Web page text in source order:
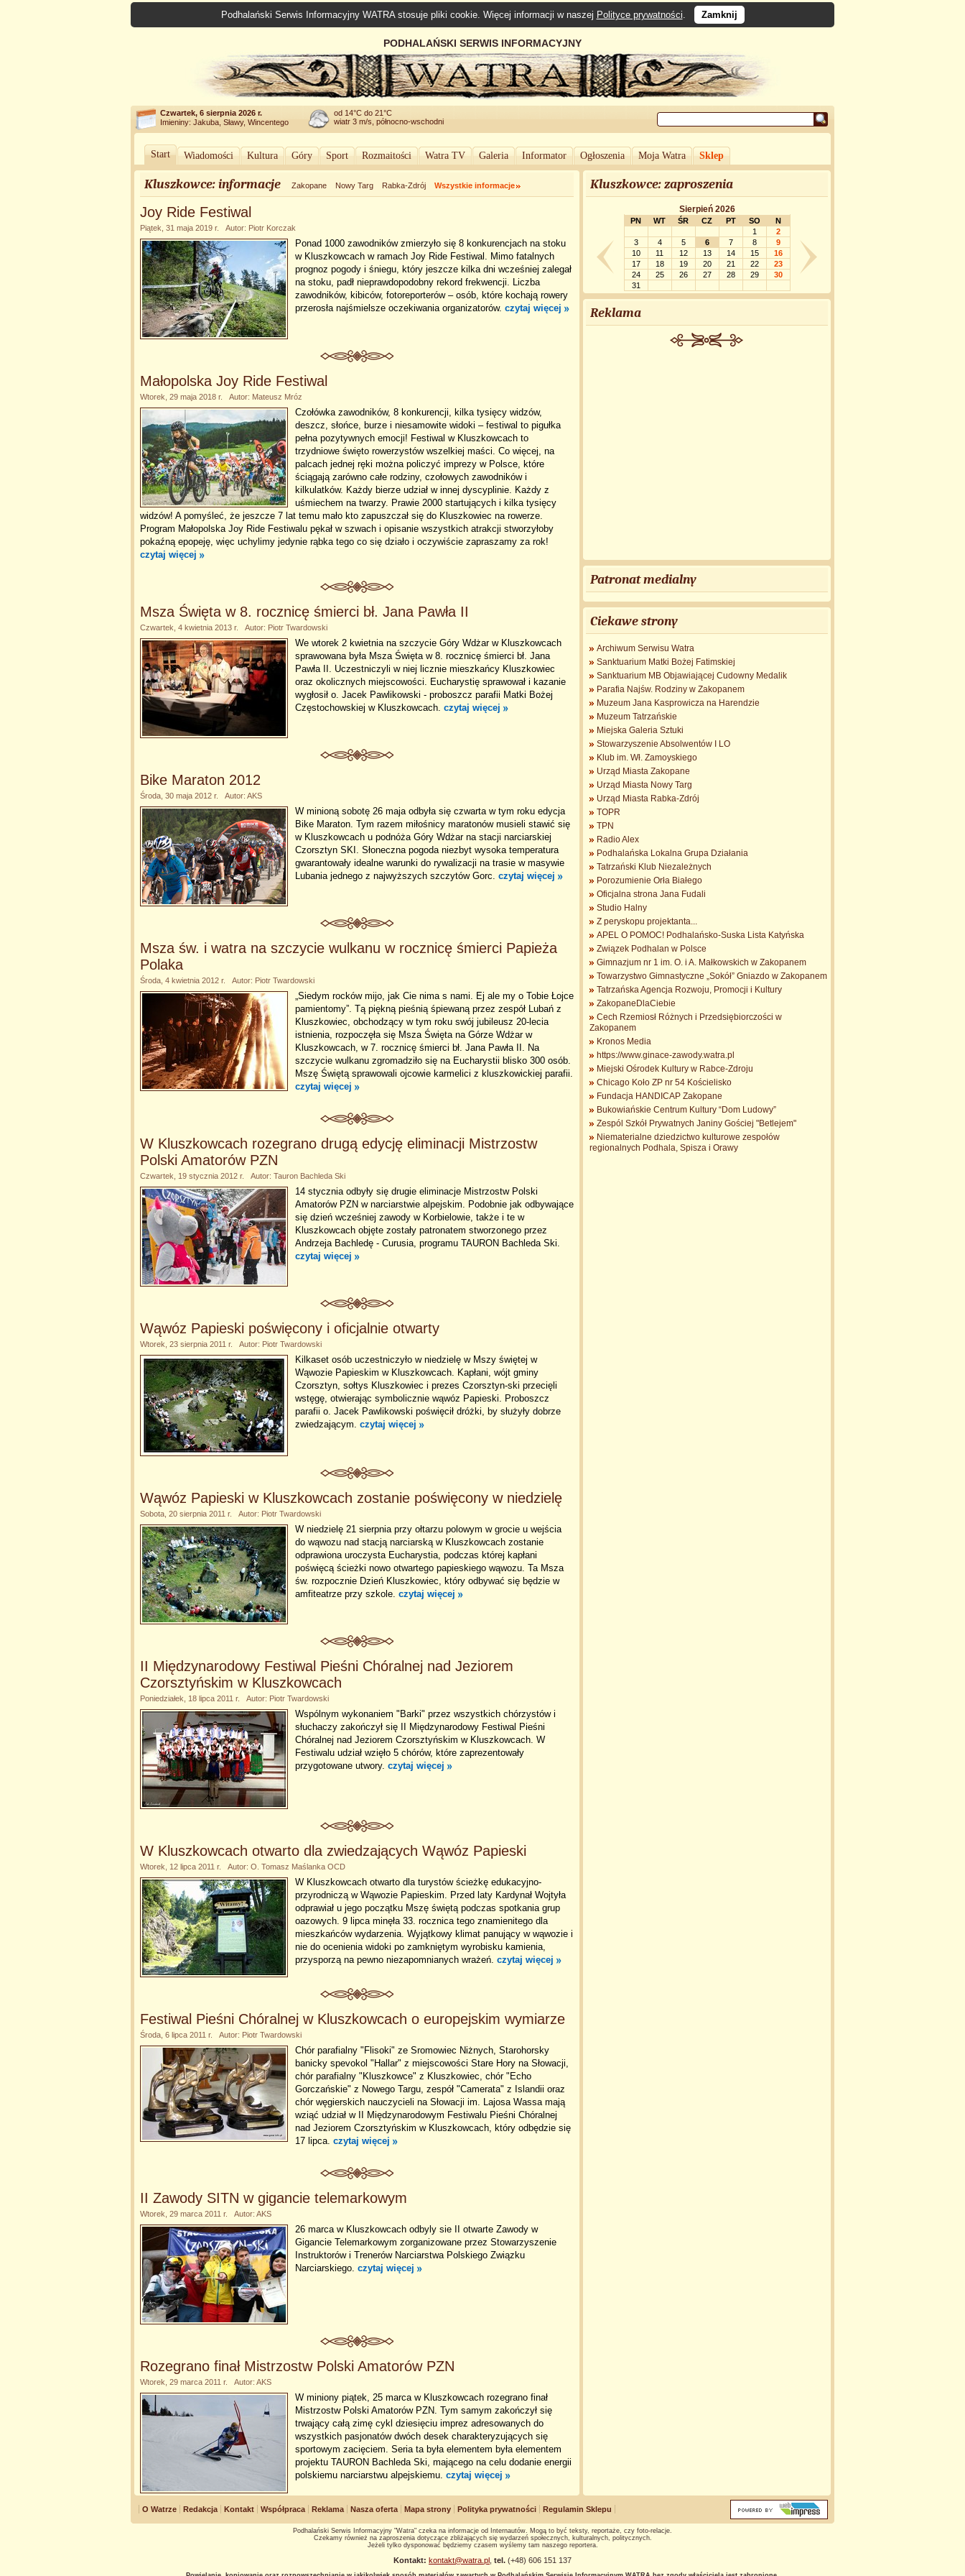
Podhalański Serwis Informacyjny WATRA stosuje pliki cookie. Więcej informacji w naszej Polityce prywatności. Zamknij
PODHALAŃSKI SERWIS INFORMACYJNY
Czwartek, 6 sierpnia 2026 r.
Imieniny: Jakuba, Sławy, Wincentego
od 14°C do 21°C
wiatr 3 m/s, północno-wschodni
Start Wiadomości Kultura Góry Sport Rozmaitości Watra TV Galeria Informator Ogłoszenia Moja Watra Sklep
Kluszkowce: informacje Zakopane Nowy Targ Rabka-Zdrój Wszystkie informacje
Joy Ride Festiwal
Piątek, 31 maja 2019 r. Autor: Piotr Korczak
Ponad 1000 zawodników zmierzyło się 8 konkurencjach na stoku
w Kluszkowcach w ramach Joy Ride Festiwal. Mimo fatalnych
prognoz pogody i śniegu, który jeszcze kilka dni wcześniej zalegał
na stoku, padł nieprawdopodobny rekord frekwencji. Liczba
zawodników, kibiców, fotoreporterów – osób, które kochają rowery
przerosła najśmielsze oczekiwania organizatorów. czytaj więcej
Małopolska Joy Ride Festiwal
Wtorek, 29 maja 2018 r. Autor: Mateusz Mróz
Czołówka zawodników, 8 konkurencji, kilka tysięcy widzów,
deszcz, słońce, burze i niesamowite widoki – festiwal to pigułka
pełna pozytywnych emocji! Festiwal w Kluszkowcach to
trzydniowe święto rowerzystów wszelkiej maści. Co więcej, na
palcach jednej ręki można policzyć imprezy w Polsce, które
ściągają zarówno całe rodziny, czołowych zawodników i
kilkulatków. Każdy bierze udział w innej dyscyplinie. Każdy z
uśmiechem na twarzy. Prawie 2000 startujących i kilka tysięcy
widzów! A pomyśleć, że jeszcze 7 lat temu mało kto zapuszczał się do Kluszkowiec na rowerze.
Program Małopolska Joy Ride Festiwalu pękał w szwach i opisanie wszystkich atrakcji stworzyłoby
pokaźną epopeję, więc uchylimy jedynie rąbka tego co się działo i oczywiście zapraszamy za rok!
czytaj więcej
Msza Święta w 8. rocznicę śmierci bł. Jana Pawła II
Czwartek, 4 kwietnia 2013 r. Autor: Piotr Twardowski
We wtorek 2 kwietnia na szczycie Góry Wdżar w Kluszkowcach
sprawowana była Msza Święta w 8. rocznicę śmierci bł. Jana
Pawła II. Uczestniczyli w niej licznie mieszkańcy Kluszkowiec
oraz okolicznych miejscowości. Eucharystię sprawował i kazanie
wygłosił o. Jacek Pawlikowski - proboszcz parafii Matki Bożej
Częstochowskiej w Kluszkowcach. czytaj więcej
Bike Maraton 2012
Środa, 30 maja 2012 r. Autor: AKS
W minioną sobotę 26 maja odbyła się czwarta w tym roku edycja
Bike Maraton. Tym razem miłośnicy maratonów musieli stawić się
w Kluszkowcach u podnóża Góry Wdżar na stacji narciarskiej
Czorsztyn SKI. Słoneczna pogoda niezbyt wysoka temperatura
gwarantowały idealne warunki do rywalizacji na trasie w masywie
Lubania jednego z najwyższych szczytów Gorc. czytaj więcej
Msza św. i watra na szczycie wulkanu w rocznicę śmierci Papieża
Polaka
Środa, 4 kwietnia 2012 r. Autor: Piotr Twardowski
„Siedym rocków mijo, jak Cie nima s nami. Ej ale my o Tobie Łojce
pamientomy”. Tą piękną pieśnią śpiewaną przez zespół Lubań z
Kluszkowiec, obchodzący w tym roku swój jubileusz 20-lecia
istnienia, rozpoczęła się Msza Święta na Górze Wdżar w
Kluszkowcach, w 7. rocznicę śmierci bł. Jana Pawła II. Na
szczycie wulkanu zgromadziło się na Eucharystii blisko 300 osób.
Mszę Świętą sprawowali ojcowie karmelici z kluszkowickiej parafii.
czytaj więcej
W Kluszkowcach rozegrano drugą edycję eliminacji Mistrzostw
Polski Amatorów PZN
Czwartek, 19 stycznia 2012 r. Autor: Tauron Bachleda Ski
14 stycznia odbyły się drugie eliminacje Mistrzostw Polski
Amatorów PZN w narciarstwie alpejskim. Podobnie jak odbywające
się dzień wcześniej zawody w Korbielowie, także i te w
Kluszkowcach objęte zostały patronatem stworzonego przez
Andrzeja Bachledę - Curusia, programu TAURON Bachleda Ski.
czytaj więcej
Wąwóz Papieski poświęcony i oficjalnie otwarty
Wtorek, 23 sierpnia 2011 r. Autor: Piotr Twardowski
Kilkaset osób uczestniczyło w niedzielę w Mszy świętej w
Wąwozie Papieskim w Kluszkowcach. Kapłani, wójt gminy
Czorsztyn, sołtys Kluszkowiec i prezes Czorsztyn-ski przecięli
wstęgę, otwierając symbolicznie wąwóz Papieski. Proboszcz
parafii o. Jacek Pawlikowski poświęcił dróżki, by służyły dobrze
zwiedzającym. czytaj więcej
Wąwóz Papieski w Kluszkowcach zostanie poświęcony w niedzielę
Sobota, 20 sierpnia 2011 r. Autor: Piotr Twardowski
W niedzielę 21 sierpnia przy ołtarzu polowym w grocie u wejścia
do wąwozu nad stacją narciarską w Kluszkowcach zostanie
odprawiona uroczysta Eucharystia, podczas której kapłani
poświęcą ścieżki nowo otwartego papieskiego wąwozu. Ta Msza
św. rozpocznie Dzień Kluszkowiec, który odbywać się będzie w
amfiteatrze przy szkole. czytaj więcej
II Międzynarodowy Festiwal Pieśni Chóralnej nad Jeziorem
Czorsztyńskim w Kluszkowcach
Poniedziałek, 18 lipca 2011 r. Autor: Piotr Twardowski
Wspólnym wykonaniem "Barki" przez wszystkich chórzystów i
słuchaczy zakończył się II Międzynarodowy Festiwal Pieśni
Chóralnej nad Jeziorem Czorsztyńskim w Kluszkowcach. W
Festiwalu udział wzięło 5 chórów, które zaprezentowały
przygotowane utwory. czytaj więcej
W Kluszkowcach otwarto dla zwiedzających Wąwóz Papieski
Wtorek, 12 lipca 2011 r. Autor: O. Tomasz Maślanka OCD
W Kluszkowcach otwarto dla turystów ścieżkę edukacyjno-
przyrodniczą w Wąwozie Papieskim. Przed laty Kardynał Wojtyła
odprawiał u jego początku Mszę świętą podczas spotkania grup
oazowych. 9 lipca minęła 33. rocznica tego znamienitego dla
mieszkańców wydarzenia. Wyjątkowy klimat panujący w wąwozie i
nie do ocenienia widoki po zamkniętym wyrobisku kamienia,
przysporzą na pewno niezapomnianych wrażeń. czytaj więcej
Festiwal Pieśni Chóralnej w Kluszkowcach o europejskim wymiarze
Środa, 6 lipca 2011 r. Autor: Piotr Twardowski
Chór parafialny "Flisoki" ze Sromowiec Niżnych, Starohorsky
banicky spevokol "Hallar" z miejscowości Stare Hory na Słowacji,
chór parafialny "Kluszkowce" z Kluszkowiec, chór "Echo
Gorczańskie" z Nowego Targu, zespół "Camerata" z Islandii oraz
chór węgierskich nauczycieli na Słowacji im. Lajosa Wassa mają
wziąć udział w II Międzynarodowym Festiwalu Pieśni Chóralnej
nad Jeziorem Czorsztyńskim w Kluszkowcach, który odbędzie się
17 lipca. czytaj więcej
II Zawody SITN w gigancie telemarkowym
Wtorek, 29 marca 2011 r. Autor: AKS
26 marca w Kluszkowcach odbyly sie II otwarte Zawody w
Gigancie Telemarkowym zorganizowane przez Stowarzyszenie
Instruktorów i Trenerów Narciarstwa Polskiego Związku
Narciarskiego. czytaj więcej
Rozegrano finał Mistrzostw Polski Amatorów PZN
Wtorek, 29 marca 2011 r. Autor: AKS
W miniony piątek, 25 marca w Kluszkowcach rozegrano finał
Mistrzostw Polski Amatorów PZN. Tym samym zakończył się
trwający całą zimę cykl dziesięciu imprez adresowanych do
wszystkich pasjonatów dwóch desek charakteryzujących się
sportowym zacięciem. Seria ta była elementem była elementem
projektu TAURON Bachleda Ski, mającego na celu dodanie energii
polskiemu narciarstwu alpejskiemu. czytaj więcej
Kluszkowce: zaproszenia
Sierpień 2026
PN WT ŚR CZ PT SO
N
1
2
3
4 5 6 7 8
9
10
11 12 13 14 15
16
17
18 19 20 21 22
23
24
25 26 27 28 29
30
31
Reklama
Patronat medialny
Ciekawe strony
Archiwum Serwisu Watra
Sanktuarium Matki Bożej Fatimskiej
Sanktuarium MB Objawiającej Cudowny Medalik
Parafia Najśw. Rodziny w Zakopanem
Muzeum Jana Kasprowicza na Harendzie
Muzeum Tatrzańskie
Miejska Galeria Sztuki
Stowarzyszenie Absolwentów I LO
Klub im. Wł. Zamoyskiego
Urząd Miasta Zakopane
Urząd Miasta Nowy Targ
Urząd Miasta Rabka-Zdrój
TOPR
TPN
Radio Alex
Podhalańska Lokalna Grupa Działania
Tatrzański Klub Niezależnych
Porozumienie Orła Białego
Oficjalna strona Jana Fudali
Studio Halny
Z peryskopu projektanta...
APEL O POMOC! Podhalańsko-Suska Lista Katyńska
Związek Podhalan w Polsce
Gimnazjum nr 1 im. O. i A. Małkowskich w Zakopanem
Towarzystwo Gimnastyczne „Sokół” Gniazdo w Zakopanem
Tatrzańska Agencja Rozwoju, Promocji i Kultury
ZakopaneDlaCiebie
Cech Rzemiosł Różnych i Przedsiębiorczości w
Zakopanem
Kronos Media
https://www.ginace-zawody.watra.pl
Miejski Ośrodek Kultury w Rabce-Zdroju
Chicago Koło ZP nr 54 Kościelisko
Fundacja HANDICAP Zakopane
Bukowiańskie Centrum Kultury “Dom Ludowy”
Zespól Szkół Prywatnych Janiny Gościej "Betlejem"
Niematerialne dziedzictwo kulturowe zespołów
regionalnych Podhala, Spisza i Orawy
O Watrze Redakcja Kontakt Współpraca Reklama Nasza oferta Mapa strony Polityka prywatności Regulamin Sklepu
Podhalański Serwis Informacyjny "Watra" czeka na informacje od Internautów. Mogą to być teksty, reportaże, czy foto-relacje.
Czekamy również na zaproszenia dotyczące zbliżających się wydarzeń społecznych, kulturalnych, politycznych.
Jeżeli tylko dysponować będziemy czasem wyślemy tam naszego reportera.
Kontakt: kontakt@watra.pl tel. (+48) 606 151 137